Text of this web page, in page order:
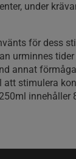
under
för dess
urminnes
annat
att stimulera
innehåller